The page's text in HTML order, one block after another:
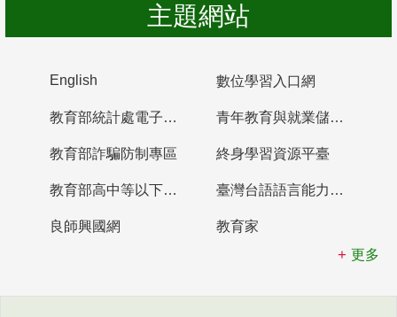
主題網站
English 數位學習入口網
教育部統計處電子書櫃 青年教育與就業儲蓄帳戶
教育部詐騙防制專區 終身學習資源平臺
教育部高中等以下學校及幼兒園教師資格檢定考試 臺灣台語語言能力認證網站
良師興國網
教育家
更多